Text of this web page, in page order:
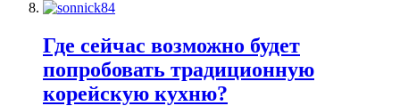
Где сейчас возможно будет
попробовать традиционную
корейскую кухню?